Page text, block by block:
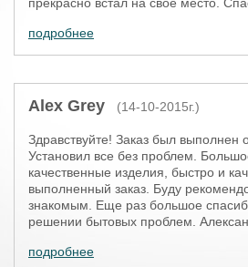
подробнее
Alex Grey (14-10-2015г.)
Здравствуйте! Заказ был выполнен
Установил все без проблем.
качественные изделия, быстро и
выполненный заказ. Буду
знакомым. Еще раз большое
решении бытовых проблем.
подробнее